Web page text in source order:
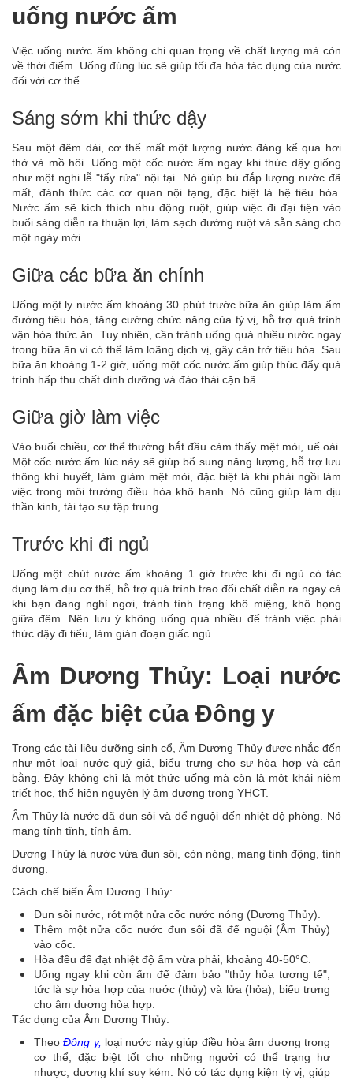
uống nước ấm
Việc uống nước ấm không chỉ quan trọng về chất lượng mà còn
về thời điểm. Uống đúng lúc sẽ giúp tối đa hóa tác dụng của nước
đối với cơ thể.
Sáng sớm khi thức dậy
Sau một đêm dài, cơ thể mất một lượng nước đáng kể qua hơi
thở và mồ hôi. Uống một cốc nước ấm ngay khi thức dậy giống
như một nghi lễ "tẩy rửa" nội tại. Nó giúp bù đắp lượng nước đã
mất, đánh thức các cơ quan nội tạng, đặc biệt là hệ tiêu hóa.
Nước ấm sẽ kích thích nhu động ruột, giúp việc đi đại tiện vào
buổi sáng diễn ra thuận lợi, làm sạch đường ruột và sẵn sàng cho
một ngày mới.
Giữa các bữa ăn chính
Uống một ly nước ấm khoảng 30 phút trước bữa ăn giúp làm ẩm
đường tiêu hóa, tăng cường chức năng của tỳ vị, hỗ trợ quá trình
vận hóa thức ăn. Tuy nhiên, cần tránh uống quá nhiều nước ngay
trong bữa ăn vì có thể làm loãng dịch vị, gây cản trở tiêu hóa. Sau
bữa ăn khoảng 1-2 giờ, uống một cốc nước ấm giúp thúc đẩy quá
trình hấp thu chất dinh dưỡng và đào thải cặn bã.
Giữa giờ làm việc
Vào buổi chiều, cơ thể thường bắt đầu cảm thấy mệt mỏi, uể oải.
Một cốc nước ấm lúc này sẽ giúp bổ sung năng lượng, hỗ trợ lưu
thông khí huyết, làm giảm mệt mỏi, đặc biệt là khi phải ngồi làm
việc trong môi trường điều hòa khô hanh. Nó cũng giúp làm dịu
thần kinh, tái tạo sự tập trung.
Trước khi đi ngủ
Uống một chút nước ấm khoảng 1 giờ trước khi đi ngủ có tác
dụng làm dịu cơ thể, hỗ trợ quá trình trao đổi chất diễn ra ngay cả
khi bạn đang nghỉ ngơi, tránh tình trạng khô miệng, khô họng
giữa đêm. Nên lưu ý không uống quá nhiều để tránh việc phải
thức dậy đi tiểu, làm gián đoạn giấc ngủ.
Âm Dương Thủy: Loại nước
ấm đặc biệt của Đông y
Trong các tài liệu dưỡng sinh cổ, Âm Dương Thủy được nhắc đến
như một loại nước quý giá, biểu trưng cho sự hòa hợp và cân
bằng. Đây không chỉ là một thức uống mà còn là một khái niệm
triết học, thể hiện nguyên lý âm dương trong YHCT.
Âm Thủy là nước đã đun sôi và để nguội đến nhiệt độ phòng. Nó
mang tính tĩnh, tính âm.
Dương Thủy là nước vừa đun sôi, còn nóng, mang tính động, tính
dương.
Cách chế biến Âm Dương Thủy:
Đun sôi nước, rót một nửa cốc nước nóng (Dương Thủy).
Thêm một nửa cốc nước đun sôi đã để nguội (Âm Thủy)
vào cốc.
Hòa đều để đạt nhiệt độ ấm vừa phải, khoảng 40-50°C.
Uống ngay khi còn ấm để đảm bảo "thủy hỏa tương tế",
tức là sự hòa hợp của nước (thủy) và lửa (hỏa), biểu trưng
cho âm dương hòa hợp.
Tác dụng của Âm Dương Thủy:
TheoĐông y, loại nước này giúp điều hòa âm dương trong
cơ thể, đặc biệt tốt cho những người có thể trạng hư
nhược, dương khí suy kém. Nó có tác dụng kiện tỳ vị, giúp